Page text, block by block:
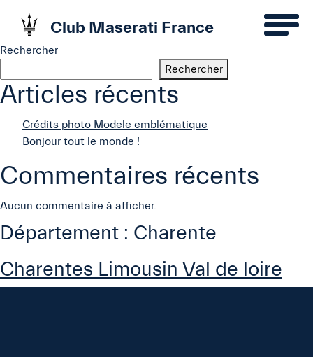
Club Maserati France
Rechercher
Rechercher
Articles récents
Crédits photo Modele emblématique
Bonjour tout le monde !
Commentaires récents
Aucun commentaire à afficher.
Département : Charente
Charentes Limousin Val de loire